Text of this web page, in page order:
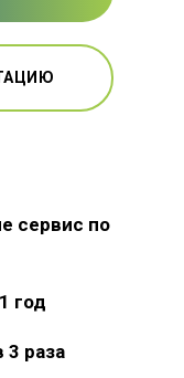
сервис по
год
раза